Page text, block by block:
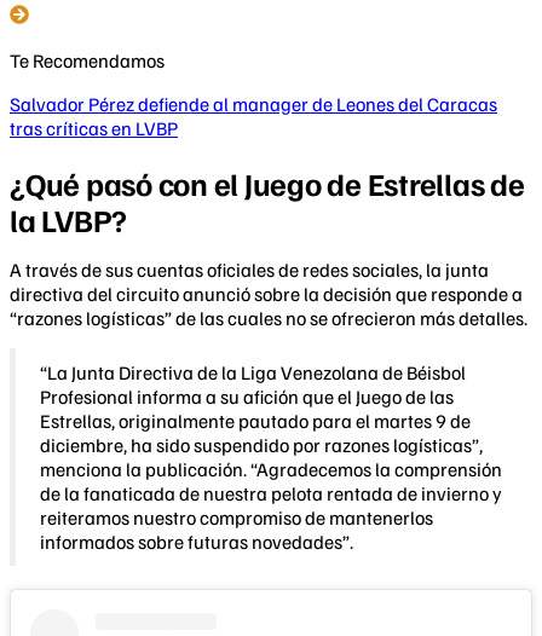
Te Recomendamos
Salvador Pérez defiende al manager de Leones del Caracas
tras críticas en LVBP
¿Qué pasó con el Juego de Estrellas de
la LVBP?
A través de sus cuentas oficiales de redes sociales, la junta
directiva del circuito anunció sobre la decisión que responde a
“razones logísticas” de las cuales no se ofrecieron más detalles.
“La Junta Directiva de la Liga Venezolana de Béisbol
Profesional informa a su afición que el Juego de las
Estrellas, originalmente pautado para el martes 9 de
diciembre, ha sido suspendido por razones logísticas”,
menciona la publicación. “Agradecemos la comprensión
de la fanaticada de nuestra pelota rentada de invierno y
reiteramos nuestro compromiso de mantenerlos
informados sobre futuras novedades”.